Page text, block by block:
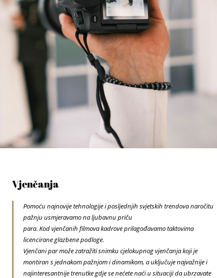
Vjenčanja
Pomoću najnovije tehnologije i posljednjih svjetskih trendova naročitu
pažnju usmjeravamo na ljubavnu priču
para. Kod vjenčanih filmova kadrove prilagođavamo taktovima
licencirane glazbene podloge.
Vjenčani par može zatražiti snimku cjelokupnog vjenčanja koji je
montiran s jednakom pažnjom i dinamikom, a uključuje najvažnije i
najinteresantnije trenutke gdje se nećete naći u situaciji da ubrzavate